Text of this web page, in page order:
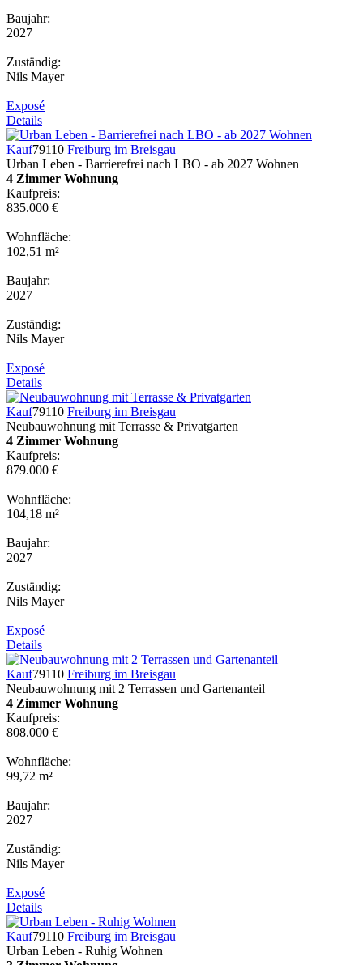
Baujahr:
2027
Zuständig:
Nils Mayer
Exposé
Details
Kauf79110 Freiburg im Breisgau
Urban Leben - Barrierefrei nach LBO - ab 2027 Wohnen
4 Zimmer Wohnung
Kaufpreis:
835.000 €
Wohnfläche:
102,51 m²
Baujahr:
2027
Zuständig:
Nils Mayer
Exposé
Details
Kauf79110 Freiburg im Breisgau
Neubauwohnung mit Terrasse & Privatgarten
4 Zimmer Wohnung
Kaufpreis:
879.000 €
Wohnfläche:
104,18 m²
Baujahr:
2027
Zuständig:
Nils Mayer
Exposé
Details
Kauf79110 Freiburg im Breisgau
Neubauwohnung mit 2 Terrassen und Gartenanteil
4 Zimmer Wohnung
Kaufpreis:
808.000 €
Wohnfläche:
99,72 m²
Baujahr:
2027
Zuständig:
Nils Mayer
Exposé
Details
Kauf79110 Freiburg im Breisgau
Urban Leben - Ruhig Wohnen